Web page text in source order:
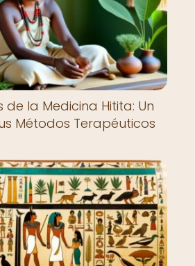
de la Medicina Hitita: Un
Métodos Terapéuticos